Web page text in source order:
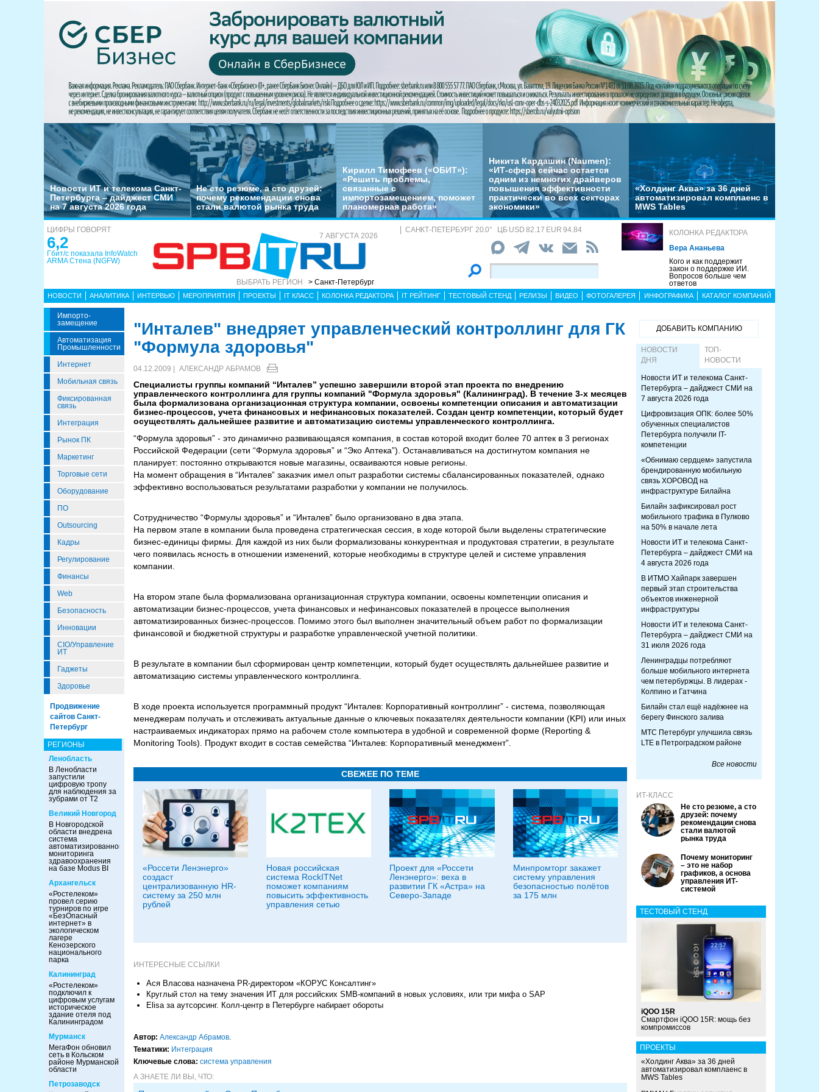
Новости ИТ и телекома Санкт-
Петербурга – дайджест СМИ
на 7 августа 2026 года
Не сто резюме, а сто друзей:
почему рекомендации снова
стали валютой рынка труда
Кирилл Тимофеев («ОБИТ»):
«Решить проблемы,
связанные с
импортозамещением, поможет
планомерная работа»
Никита Кардашин (Naumen):
«ИТ-сфера сейчас остается
одним из немногих драйверов
повышения эффективности
практически во всех секторах
экономики»
«Холдинг Аква» за 36 дней
автоматизировал комплаенс в
MWS Tables
ЦИФРЫ ГОВОРЯТ
6,2
Гбит/с показала InfoWatch
ARMA Стена (NGFW)
7 АВГУСТА 2026
ВЫБРАТЬ РЕГИОН > Санкт-Петербург
САНКТ-ПЕТЕРБУРГ 20.0° ЦБ USD 82.17 EUR 94.84
КОЛОНКА РЕДАКТОРА
Вера Ананьева
Кого и как поддержит
закон о поддержке ИИ.
Вопросов больше чем
ответов
НОВОСТИ АНАЛИТИКА ИНТЕРВЬЮ МЕРОПРИЯТИЯ ПРОЕКТЫ IT КЛАСС КОЛОНКА РЕДАКТОРА IT РЕЙТИНГ ТЕСТОВЫЙ СТЕНД РЕЛИЗЫ ВИДЕО ФОТОГАЛЕРЕЯ ИНФОГРАФИКА КАТАЛОГ КОМПАНИЙ
Импорто­
Замещение
Автоматизация
Промышленности
Интернет
Мобильная связь
Фиксированная
связь
Интеграция
Рынок ПК
Маркетинг
Торговые сети
Оборудование
ПО
Outsourcing
Кадры
Регулирование
Финансы
Web
Безопасность
Инновации
CIO/Управление
ИТ
Гаджеты
Здоровье
Продвижение
сайтов Санкт-
Петербург
РЕГИОНЫ
Ленобласть
В Ленобласти
запустили
цифровую тропу
для наблюдения за
зубрами от Т2
Великий Новгород
В Новгородской
области внедрена
система
автоматизированного
мониторинга
здравоохранения
на базе Modus BI
Архангельск
«Ростелеком»
провел серию
турниров по игре
«БезОпасный
интернет» в
экологическом
лагере
Кенозерского
национального
парка
Калининград
«Ростелеком»
подключил к
цифровым услугам
историческое
здание отеля под
Калининградом
Мурманск
МегаФон обновил
сеть в Кольском
районе Мурманской
области
Петрозаводск
"Инталев" внедряет управленческий контроллинг для ГК
"Формула здоровья"
04.12.2009 | АЛЕКСАНДР АБРАМОВ
Специалисты группы компаний “Инталев” успешно завершили второй этап проекта по внедрению
управленческого контроллинга для группы компаний "Формула здоровья" (Калининград). В течение 3-х месяцев
была формализована организационная структура компании, освоены компетенции описания и автоматизации
бизнес-процессов, учета финансовых и нефинансовых показателей. Создан центр компетенции, который будет
осуществлять дальнейшее развитие и автоматизацию системы управленческого контроллинга.
“Формула здоровья” - это динамично развивающаяся компания, в состав которой входит более 70 аптек в 3 регионах
Российской Федерации (сети “Формула здоровья” и “Эко Аптека”). Останавливаться на достигнутом компания не
планирует: постоянно открываются новые магазины, осваиваются новые регионы.
На момент обращения в “Инталев” заказчик имел опыт разработки системы сбалансированных показателей, однако
эффективно воспользоваться результатами разработки у компании не получилось.
Сотрудничество “Формулы здоровья” и “Инталев” было организовано в два этапа.
На первом этапе в компании была проведена стратегическая сессия, в ходе которой были выделены стратегические
бизнес-единицы фирмы. Для каждой из них были формализованы конкурентная и продуктовая стратегии, в результате
чего появилась ясность в отношении изменений, которые необходимы в структуре целей и системе управления
компании.
На втором этапе была формализована организационная структура компании, освоены компетенции описания и
автоматизации бизнес-процессов, учета финансовых и нефинансовых показателей в процессе выполнения
автоматизированных бизнес-процессов. Помимо этого был выполнен значительный объем работ по формализации
финансовой и бюджетной структуры и разработке управленческой учетной политики.
В результате в компании был сформирован центр компетенции, который будет осуществлять дальнейшее развитие и
автоматизацию системы управленческого контроллинга.
В ходе проекта используется программный продукт “Инталев: Корпоративный контроллинг” - система, позволяющая
менеджерам получать и отслеживать актуальные данные о ключевых показателях деятельности компании (KPI) или иных
настраиваемых индикаторах прямо на рабочем столе компьютера в удобной и современной форме (Reporting &
Monitoring Tools). Продукт входит в состав семейства “Инталев: Корпоративный менеджмент”.
СВЕЖЕЕ ПО ТЕМЕ
«Россети Ленэнерго»
создаст
централизованную HR-
систему за 250 млн
рублей
Новая российская
система RockITNet
поможет компаниям
повысить эффективность
управления сетью
Проект для «Россети
Ленэнерго»: веха в
развитии ГК «Астра» на
Северо-Западе
Минпромторг закажет
систему управления
безопасностью полётов
за 175 млн
ИНТЕРЕСНЫЕ ССЫЛКИ
Ася Власова назначена PR-директором «КОРУС Консалтинг»
Круглый стол на тему значения ИТ для российских SMB-компаний в новых условиях, или три мифа о SAP
Elisa за аутсорсинг. Колл-центр в Петербурге набирает обороты
Автор: Александр Абрамов.
Тематики: Интеграция
Ключевые слова: система управления
А ЗНАЕТЕ ЛИ ВЫ, ЧТО:
ДОБАВИТЬ КОМПАНИЮ
НОВОСТИ
ДНЯ
ТОП-
НОВОСТИ
Новости ИТ и телекома Санкт-
Петербурга – дайджест СМИ на
7 августа 2026 года
Цифровизация ОПК: более 50%
обученных специалистов
Петербурга получили IT-
компетенции
«Обнимаю сердцем» запустила
брендированную мобильную
связь ХОРОВОД на
инфраструктуре Билайна
Билайн зафиксировал рост
мобильного трафика в Пулково
на 50% в начале лета
Новости ИТ и телекома Санкт-
Петербурга – дайджест СМИ на
4 августа 2026 года
В ИТМО Хайпарк завершен
первый этап строительства
объектов инженерной
инфраструктуры
Новости ИТ и телекома Санкт-
Петербурга – дайджест СМИ на
31 июля 2026 года
Ленинградцы потребляют
больше мобильного интернета
чем петербуржцы. В лидерах -
Колпино и Гатчина
Билайн стал ещё надёжнее на
берегу Финского залива
МТС Петербург улучшила связь
LTE в Петроградском районе
Все новости
ИТ-КЛАСС
Не сто резюме, а сто
друзей: почему
рекомендации снова
стали валютой
рынка труда
Почему мониторинг
– это не набор
графиков, а основа
управления ИТ-
системой
ТЕСТОВЫЙ СТЕНД
iQOO 15R
Смартфон iQOO 15R: мощь без
компромиссов
ПРОЕКТЫ
«Холдинг Аква» за 36 дней
автоматизировал комплаенс в
MWS Tables